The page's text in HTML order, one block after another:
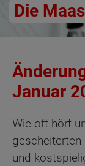
Die
Januar
Wie oft hört
gescheiterten
und